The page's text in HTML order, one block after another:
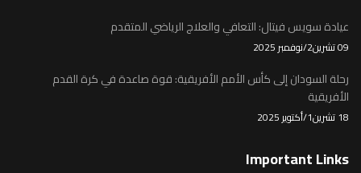
عيادة سويس فيتال: التعافي والعلاج الرياضي المتقدم
09 تشرين2/نوفمبر 2025
رحلة السودان إلى كأس الأمم الأفريقية: قوة صاعدة في كرة القدم
الأفريقية
18 تشرين1/أكتوير 2025
Important Links